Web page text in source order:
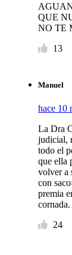
QUE
NO TE
13
Manuel
hace 10
La Dra
judicial,
todo el
que ella
volver a
con
premia
cornada.
24